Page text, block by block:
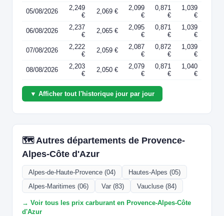
05/08/2026
2,249
€
2,069 €
2,099
€
0,871
€
1,039
€
06/08/2026
2,237
€
2,065 €
2,095
€
0,871
€
1,039
€
07/08/2026
2,222
€
2,059 €
2,087
€
0,872
€
1,039
€
08/08/2026
2,203
€
2,050 €
2,079
€
0,871
€
1,040
€
▼ Afficher tout l'historique jour par jour
🗺️ Autres départements de Provence-
Alpes-Côte d'Azur
Alpes-de-Haute-Provence (04)
Hautes-Alpes (05)
Alpes-Maritimes (06)
Var (83) Vaucluse (84)
→ Voir tous les prix carburant en Provence-Alpes-Côte
d'Azur